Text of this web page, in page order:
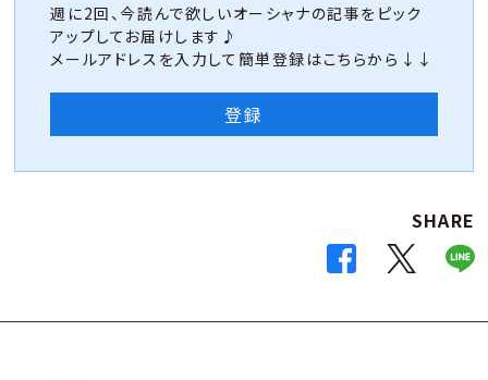
週に2回、今読んで欲しいオーシャナの記事をピック
アップしてお届けします♪
メールアドレスを入力して簡単登録はこちらから↓↓
登録
SHARE